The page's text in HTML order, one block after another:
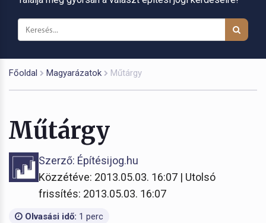
Főoldal Magyarázatok Műtárgy
Műtárgy
Szerző: Építésijog.hu
Közzétéve: 2013.05.03. 16:07 | Utolsó
frissítés: 2013.05.03. 16:07
Olvasási idő: 1 perc